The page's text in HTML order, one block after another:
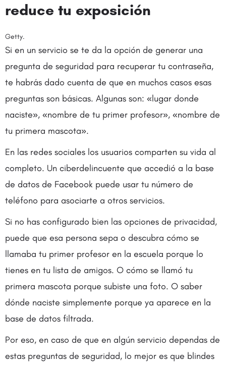
reduce tu exposición
Getty.
Si en un servicio se te da la opción de generar una
pregunta de seguridad para recuperar tu contraseña,
te habrás dado cuenta de que en muchos casos esas
preguntas son básicas. Algunas son: «lugar donde
naciste», «nombre de tu primer profesor», «nombre de
tu primera mascota».
En las redes sociales los usuarios comparten su vida al
completo. Un ciberdelincuente que accedió a la base
de datos de Facebook puede usar tu número de
teléfono para asociarte a otros servicios.
Si no has configurado bien las opciones de privacidad,
puede que esa persona sepa o descubra cómo se
llamaba tu primer profesor en la escuela porque lo
tienes en tu lista de amigos. O cómo se llamó tu
primera mascota porque subiste una foto. O saber
dónde naciste simplemente porque ya aparece en la
base de datos filtrada.
Por eso, en caso de que en algún servicio dependas de
estas preguntas de seguridad, lo mejor es que blindes